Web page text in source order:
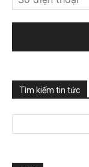
Tìm kiếm tin tức